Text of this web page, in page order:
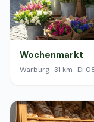
Wochenmarkt
Warburg · 31 km · Di